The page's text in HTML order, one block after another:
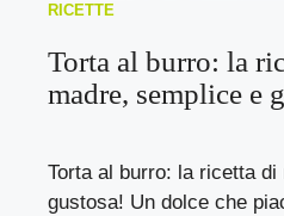
RICETTE
Torta al burro: la
madre, semplice e
Torta al burro: la ricetta
gustosa! Un dolce che